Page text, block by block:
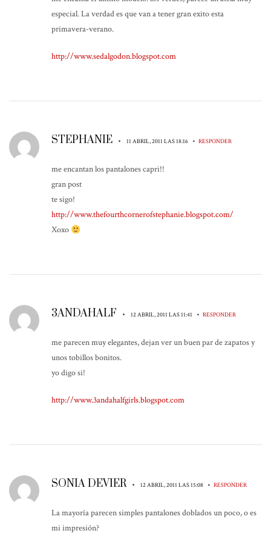
especial. La verdad es que van a tener gran exito esta
primavera-verano.
http://www.sedalgodon.blogspot.com
STEPHANIE • 11 ABRIL, 2011 LAS 18:16 • RESPONDER
me encantan los pantalones capri!!
gran post
te sigo!
http://www.thefourthcornerofstephanie.blogspot.com/
Xoxo
3ANDAHALF • 12 ABRIL, 2011 LAS 11:41 • RESPONDER
me parecen muy elegantes, dejan ver un buen par de zapatos y
unos tobillos bonitos.
yo digo si!
http://www.3andahalfgirls.blogspot.com
SONIA DEVIER • 12 ABRIL, 2011 LAS 15:08 • RESPONDER
La mayoría parecen simples pantalones doblados un poco, o es
mi impresión?